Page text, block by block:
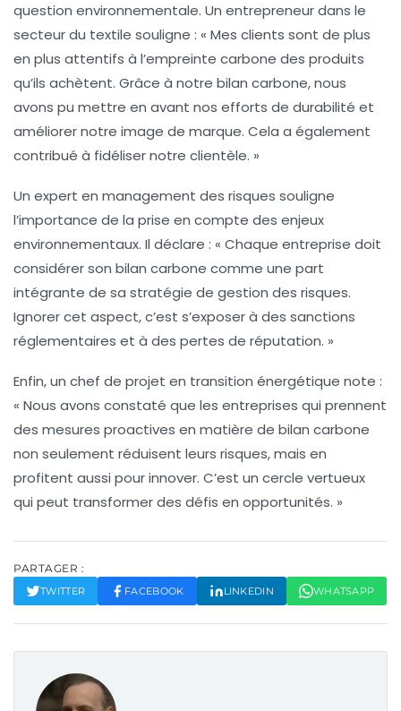
question environnementale. Un entrepreneur dans le
secteur du textile souligne : « Mes clients sont de plus
en plus attentifs à l’empreinte carbone des produits
qu’ils achètent. Grâce à notre bilan carbone, nous
avons pu mettre en avant nos efforts de durabilité et
améliorer notre image de marque. Cela a également
contribué à fidéliser notre clientèle. »
Un expert en management des risques souligne
l’importance de la prise en compte des enjeux
environnementaux. Il déclare : « Chaque entreprise doit
considérer son bilan carbone comme une part
intégrante de sa stratégie de gestion des risques.
Ignorer cet aspect, c’est s’exposer à des sanctions
réglementaires et à des pertes de réputation. »
Enfin, un chef de projet en transition énergétique note :
« Nous avons constaté que les entreprises qui prennent
des mesures proactives en matière de bilan carbone
non seulement réduisent leurs risques, mais en
profitent aussi pour innover. C’est un cercle vertueux
qui peut transformer des défis en opportunités. »
PARTAGER :
TWITTER FACEBOOK LINKEDIN WHATSAPP